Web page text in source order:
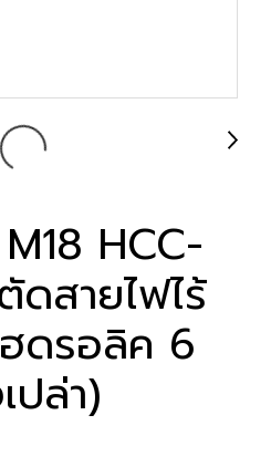
HCC-
ดสายไฟไร้
ดรอลิค 6
ปล่า)